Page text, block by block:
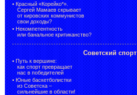
• Красный «Корейко*».
Сергей Мамаев скрывает
от кировских коммунистов
свои доходы?
• Некомпетентность
или банальное критиканство?
Советский спорт
• Путь к вершине:
как спорт превращает
нас в победителей
• Юные баскетболистки
из Советска –
сильнейшие в области!